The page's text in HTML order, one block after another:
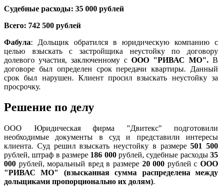
Судебные расходы: 35 000 рублей
Всего: 742 500 рублей
Фабула: Дольщик обратился в юридическую компанию с
целью взыскать с застройщика неустойку по договору
долевого участия, заключенному с ООО "РИВАС МО". В
договоре был определен срок передачи квартиры. Данный
срок был нарушен. Клиент просил взыскать неустойку за
просрочку.
Решение по делу
ООО Юридическая фирма "Двитекс" подготовили
необходимые документы в суд и представили интересы
клиента. Суд решил взыскать неустойку в размере501 500
рублей, штраф в размере 186 000рублей, судебные расходы35
000 рублей, моральный вред в размере 20 000 рублей сООО
"РИВАС МО" (взысканная сумма распределена между
дольщиками пропорционально их долям).